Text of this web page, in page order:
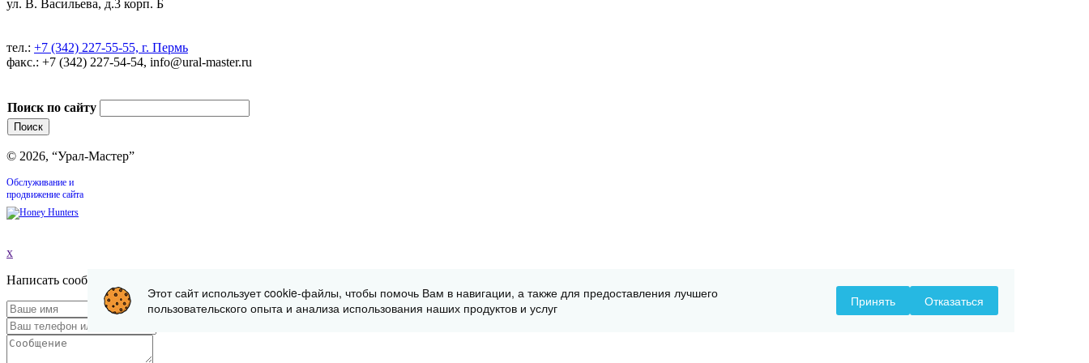
ул. В. Васильева, д.3 корп. Б
тел.: +7 (342) 227-55-55, г. Пермь
факс.: +7 (342) 227-54-54, info@ural-master.ru
Поиск по сайту
© 2026, “Урал-Мастер”
Обслуживание и
продвижение сайта
x
Написать сообщение
Этот сайт использует cookie-файлы, чтобы помочь Вам в навигации, а также для предоставления лучшего
пользовательского опыта и анализа использования наших продуктов и услуг
Принять Отказаться